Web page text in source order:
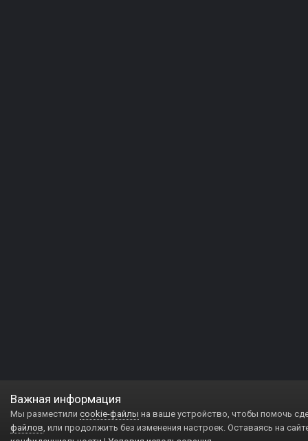
Важная информация
Мы разместили cookie-файлы на ваше устройство, чтобы помочь
файлов, или продолжить без изменения настроек. Оставаясь на